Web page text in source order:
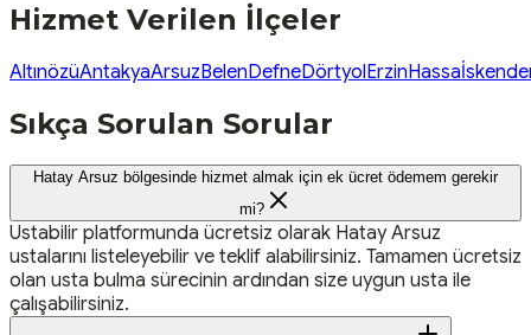
Hizmet Verilen İlçeler
AltınözüAntakyaArsuzBelenDefneDörtyolErzinHassa
Sıkça Sorulan Sorular
Hatay Arsuz bölgesinde hizmet almak için ek ücret ödemem gerekir
mi?
Ustabilir platformunda ücretsiz olarak Hatay Arsuz
ustalarını listeleyebilir ve teklif alabilirsiniz. Tamamen ücretsiz
olan usta bulma sürecinin ardından size uygun usta ile
çalışabilirsiniz.